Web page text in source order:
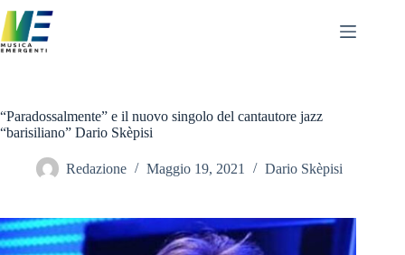
al
contenuto
“Paradossalmente” e il nuovo singolo del cantautore jazz
“barisiliano” Dario Skèpisi
Redazione Maggio 19, 2021 Dario Skèpisi